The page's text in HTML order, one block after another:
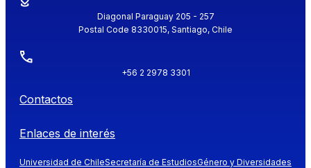
Diagonal Paraguay 205 - 257
Postal Code 8330015, Santiago, Chile
+56 2 2978 3301
Contactos
Enlaces de interés
Universidad de ChileSecretaría de EstudiosGénero y Diversidades